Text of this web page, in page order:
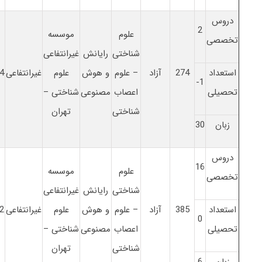
دروس
تخصصی
2
274 آزاد
علوم
شناختی
– علوم
اعصاب
شناختی
رایانش
و هوش
مصنوعی
موسسه
غیرانتفاعی
علوم
شناختی –
تهران
غیرانتفاعی
استعداد
تحصیلی
1-
زبان 30
دروس
تخصصی
16
385 آزاد
علوم
شناختی
– علوم
اعصاب
شناختی
رایانش
و هوش
مصنوعی
موسسه
غیرانتفاعی
علوم
شناختی –
تهران
غیرانتفاعی
استعداد
تحصیلی
0